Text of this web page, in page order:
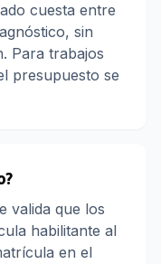
cuesta entre
sin
Para trabajos
presupuesto se
valida que los
habilitante al
en el